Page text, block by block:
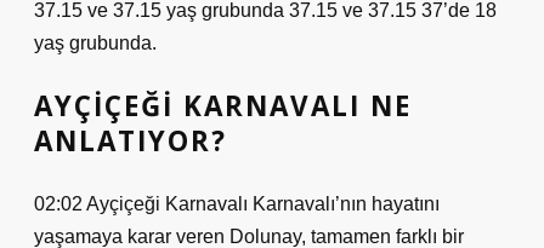
37.15 ve 37.15 yaş grubunda 37.15 ve 37.15 37’de 18
yaş grubunda.
AYÇIÇEĞI KARNAVALI NE
ANLATIYOR?
02:02 Ayçiçeği Karnavalı Karnavalı’nın hayatını
yaşamaya karar veren Dolunay, tamamen farklı bir